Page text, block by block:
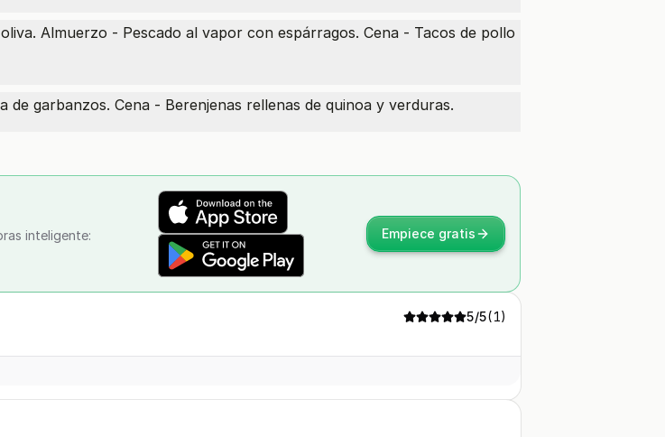
Almuerzo - Pescado al vapor con espárragos. Cena - Tacos de pollo
garbanzos. Cena - Berenjenas rellenas de quinoa y verduras.
inteligente:
Empiece gratis
5/5(1)